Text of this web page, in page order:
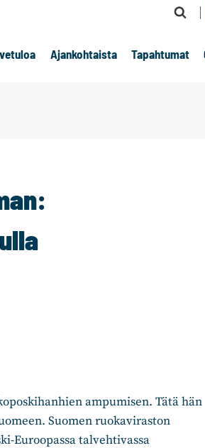
Ajankohtaista Tapahtumat
ampumisen. Tätä hän
Suomen ruokaviraston
Euroopassa talvehtivassa